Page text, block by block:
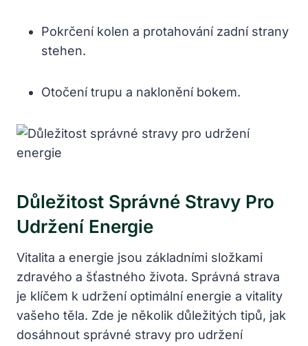
Pokrčení kolen a protahování zadní strany
stehen.
Otočení trupu a naklonění bokem.
Důležitost Správné Stravy Pro
Udržení Energie
Vitalita a energie jsou základními složkami
zdravého a šťastného života. Správná strava
je klíčem k udržení optimální energie a vitality
vašeho těla. Zde je několik důležitých tipů, jak
dosáhnout správné stravy pro udržení